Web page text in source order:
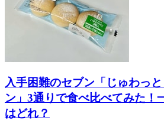
入手困難のセブン「じゅわっ
ン」3通りで食べ比べてみた！
はどれ？